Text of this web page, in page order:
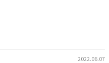
2022.06.07